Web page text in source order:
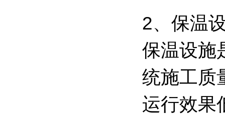
2、保温
保温设施
统施工质
运行效果